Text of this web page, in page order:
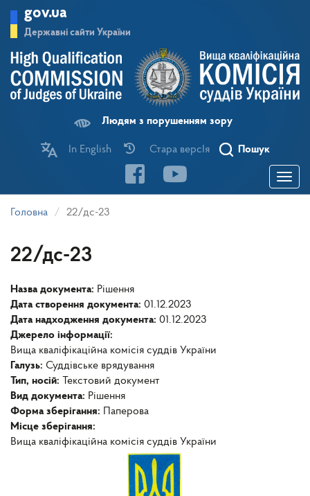
основного
матеріалу
gov.ua
Державні сайти України
Людям з порушенням зору
In English Стара версІя Пошук
Toggle
Головна 22/дс-23
22/дс-23
Назва документа: Рішення
Дата створення документа: 01.12.2023
Дата надходження документа: 01.12.2023
Джерело інформації:
Вища кваліфікаційна комісія суддів України
Галузь: Суддівське врядування
Тип, носій:
Текстовий документ
Вид документа: Рішення
Форма зберігання:
Паперова
Місце зберігання:
Вища кваліфікаційна комісія суддів України